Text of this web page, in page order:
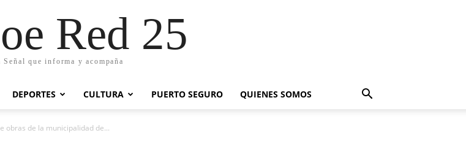
Red 25
Señal que informa y acompaña
DEPORTES CULTURA PUERTO SEGURO QUIENES SOMOS
obras de la municipalidad de...